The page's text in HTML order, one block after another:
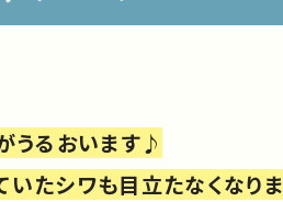
うるおいます♪
いたシワも目立たなくなりま